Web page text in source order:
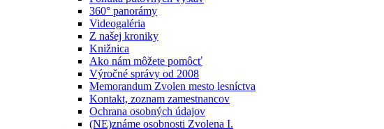
360° panorámy
Videogaléria
Z našej kroniky
Knižnica
Ako nám môžete pomôcť
Výročné správy od 2008
Memorandum Zvolen mesto lesníctva
Kontakt, zoznam zamestnancov
Ochrana osobných údajov
(NE)známe osobnosti Zvolena I.